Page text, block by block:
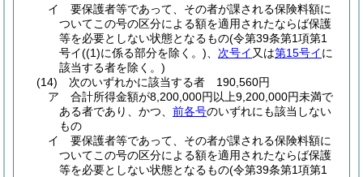
イ
要保護者等であって、その者が課される保険料額に
ついてこの号の区分による額を適用されたならば保護
等を必要としない状態となるもの(令第39条第1項第1
号イ((1)に係る部分を除く。) 次号イ 又は第15号イに
該当する者を除く。)
(14)
次のいずれかに該当する者 190,560円
ア
合計所得金額が8,200,000円以上9,200,000円未満で
ある者であり、かつ、 前各号のいずれにも該当しない
もの
イ
要保護者等であって、その者が課される保険料額に
ついてこの号の区分による額を適用されたならば保護
等を必要としない状態となるもの(令第39条第1項第1